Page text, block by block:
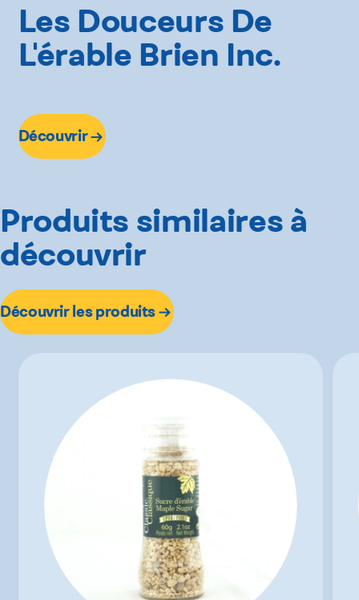
Les Douceurs De
L'érable Brien Inc.
Découvrir
Produits similaires à
découvrir
Découvrir les produits